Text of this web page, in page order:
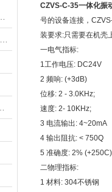
CZVS-C-35一体化振
号的设备连接，
装要求:只需要在机壳
一电气指标:
1工作电压: DC24V
2 频响: (+3dB)
位移: 2 - 3.0KHz;
速度: 2- 10KHz;
3 电流输出: 4~20mA
4 输出阻抗: < 750Q
5 准确度: 2% (+250C)
二物理指标:
1 材料: 304不锈钢